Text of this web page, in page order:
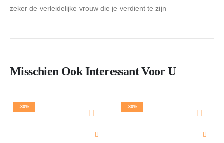
zeker de verleidelijke vrouw die je verdient te zijn
Misschien Ook Interessant Voor U
-30% -30%